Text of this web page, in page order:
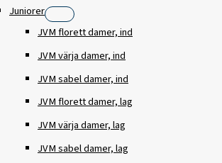
Juniorer
JVM florett damer, ind
JVM värja damer, ind
JVM sabel damer, ind
JVM florett damer, lag
JVM värja damer, lag
JVM sabel damer, lag